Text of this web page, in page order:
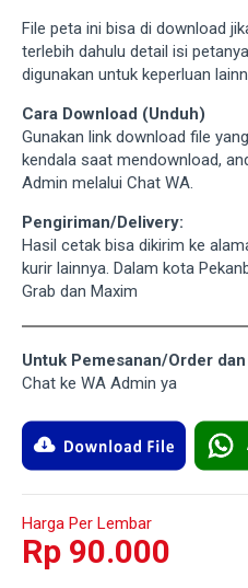
File peta ini bisa di download
terlebih dahulu detail isi
digunakan untuk keperluan
Cara Download (Unduh)
Gunakan link download file
kendala saat mendownload,
Admin melalui Chat WA.
Pengiriman/Delivery:
Hasil cetak bisa dikirim ke
kurir lainnya. Dalam kota
Grab dan Maxim
Untuk Pemesanan/Order
Chat ke WA Admin ya
Harga Per Lembar
Rp 90.000